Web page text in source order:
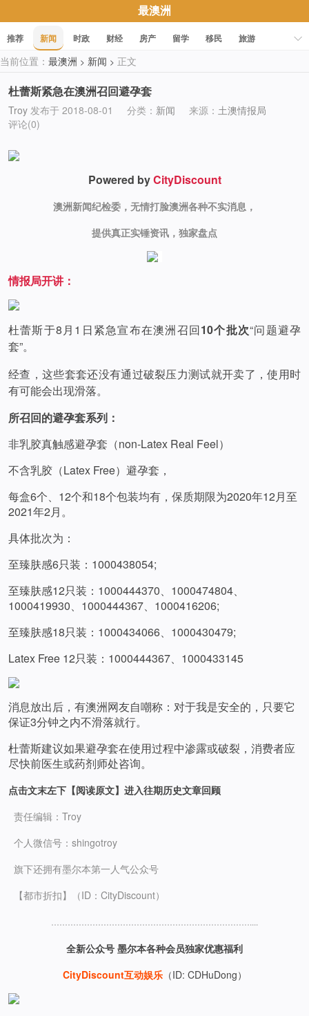
最澳洲
推荐 新闻 时政 财经 房产 留学 移民
旅游
科技
职场 美食 文化
当前位置： 最澳洲 > 新闻 > 正文
杜蕾斯紧急在澳洲召回避孕套
Troy 发布于 2018-08-01 分类： 新闻 来源： 土澳情报局
评论(0)
Powered byCityDiscount
澳洲新闻纪检委，无情打脸澳洲各种不实消息，
提供真正实锤资讯，独家盘点
情报局开讲：
杜蕾斯于8月1日紧急宣布在澳洲召回10个批次“问题避孕
套”。
经查，这些套套还没有通过破裂压力测试就开卖了，使用时
有可能会出现滑落。
所召回的避孕套系列：
非乳胶真触感避孕套（non-Latex Real Feel）
不含乳胶（Latex Free）避孕套，
每盒6个、12个和18个包装均有，保质期限为2020年12月至
2021年2月。
具体批次为：
至臻肤感6只装：1000438054;
至臻肤感12只装：1000444370、1000474804、
1000419930、1000444367、1000416206;
至臻肤感18只装：1000434066、1000430479;
Latex Free 12只装：1000444367、1000433145
消息放出后，有澳洲网友自嘲称：对于我是安全的，只要它
保证3分钟之内不滑落就行。
杜蕾斯建议如果避孕套在使用过程中渗露或破裂，消费者应
尽快前医生或药剂师处咨询。
点击文末左下【阅读原文】进入往期历史文章回顾
责任编辑：Troy
个人微信号：shingotroy
旗下还拥有墨尔本第一人气公众号
【都市折扣】（ID：CityDiscount）
………………………………………………………………....
全新公众号 墨尔本各种会员独家优惠福利
CityDiscount互动娱乐（ID: CDHuDong）